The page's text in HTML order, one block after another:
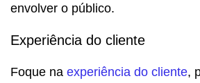
envolver o público.
Experiência do cliente
Foque na experiência do cliente,